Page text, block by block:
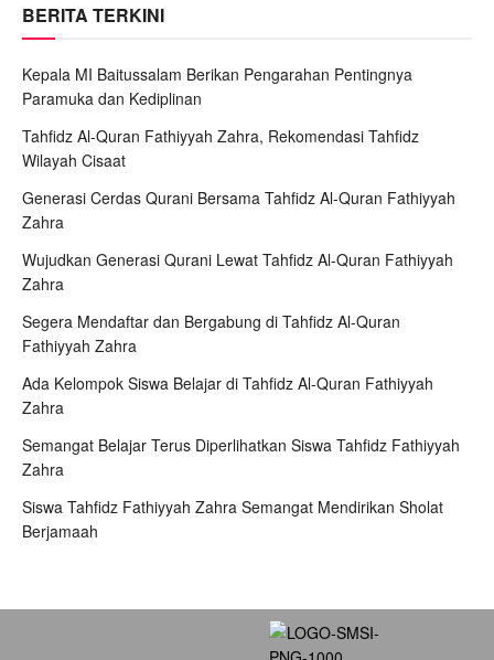
BERITA TERKINI
Kepala MI Baitussalam Berikan Pengarahan Pentingnya
Paramuka dan Kediplinan
Tahfidz Al-Quran Fathiyyah Zahra, Rekomendasi Tahfidz
Wilayah Cisaat
Generasi Cerdas Qurani Bersama Tahfidz Al-Quran Fathiyyah
Zahra
Wujudkan Generasi Qurani Lewat Tahfidz Al-Quran Fathiyyah
Zahra
Segera Mendaftar dan Bergabung di Tahfidz Al-Quran
Fathiyyah Zahra
Ada Kelompok Siswa Belajar di Tahfidz Al-Quran Fathiyyah
Zahra
Semangat Belajar Terus Diperlihatkan Siswa Tahfidz Fathiyyah
Zahra
Siswa Tahfidz Fathiyyah Zahra Semangat Mendirikan Sholat
Berjamaah